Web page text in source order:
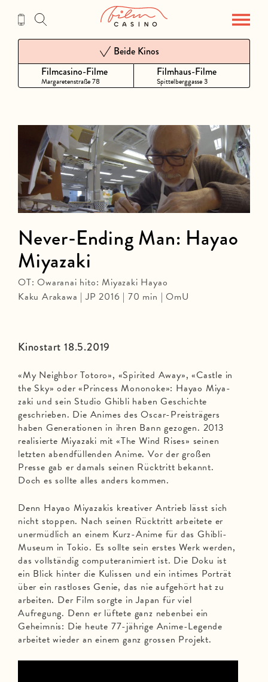
Inhalt
Filmcasino-Filme
Margaretenstraße 78
Beide Kinos
Filmhaus-Filme
Spittelberggasse 3
Kinostart 18.5.2019
«My Neighbor Totoro», «Spirited Away», «Castle in
the Sky» oder «Princess Mononoke»: Hayao Miya­
za­ki und sein Studio Ghibli haben Geschich­te
geschrie­ben. Die Ani­mes des Oscar-Preisträgers
haben Gene­ra­tio­nen in ihren Bann gezo­gen. 2013
realisierte Miyazaki mit «The Wind Rises» seinen
letzten abendfüllenden Anime. Vor der großen
Presse gab er damals seinen Rücktritt bekannt.
Doch es sollte alles anders kommen.
Denn Hayao Miyazakis kreativer Antrieb lässt sich
nicht stoppen. Nach seinen Rücktritt arbeitete er
unermüdlich an einem Kurz-Anime für das Ghibli-
Museum in Tokio. Es sollte sein erstes Werk werden,
das vollständig computeranimiert ist. Die Doku ist
ein Blick hinter die Kulissen und ein intimes Porträt
über ein rastloses Genie, das nie aufgehört hat zu
arbeiten. Der Film sorgte in Japan für viel
Aufregung. Denn er lüftete ganz nebenbei ein
Geheimnis: Die heute 77-jährige Anime-Legende
arbeitet wieder an einem ganz grossen Projekt.
Never-Ending Man: Hayao
Miyazaki
OT: Owaranai hito: Miyazaki Hayao
Kaku Arakawa | JP 2016 | 70 min | OmU